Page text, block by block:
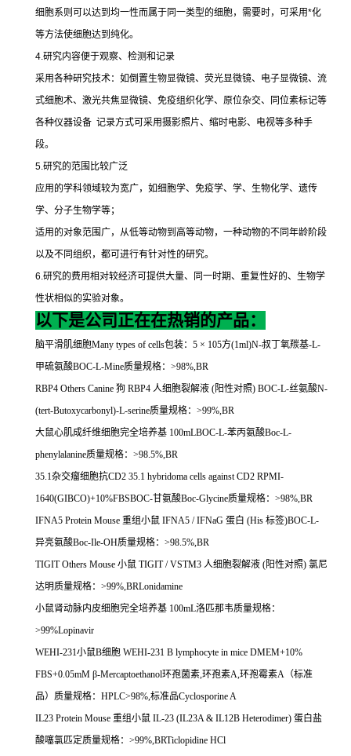
细胞系则可以达到均一性而属于同一类型的细胞，需要时，可采用*化
等方法使细胞达到纯化。
4.研究内容便于观察、检测和记录
采用各种研究技术：如倒置生物显微镜、荧光显微镜、电子显微镜、流
式细胞术、激光共焦显微镜、免疫组织化学、原位杂交、同位素标记等
各种仪器设备 记录方式可采用摄影照片、缩时电影、电视等多种手
段。
5.研究的范围比较广泛
应用的学科领域较为宽广，如细胞学、免疫学、学、生物化学、遗传
学、分子生物学等；
适用的对象范围广，从低等动物到高等动物，一种动物的不同年龄阶段
以及不同组织，都可进行有针对性的研究。
6.研究的费用相对较经济可提供大量、同一时期、重复性好的、生物学
性状相似的实验对象。
以下是公司正在在热销的产品：
脑平滑肌细胞Many types of cells包装： 5 × 105方(1ml)N-叔丁氧羰基-L-
甲硫氨酸BOC-L-Mine质量规格： >98%,BR
RBP4 Others Canine 狗 RBP4 人细胞裂解液 (阳性对照) BOC-L-丝氨酸N-
(tert-Butoxycarbonyl)-L-serine质量规格： >99%,BR
大鼠心肌成纤维细胞完全培养基 100mLBOC-L-苯丙氨酸Boc-L-
phenylalanine质量规格： >98.5%,BR
35.1杂交瘤细胞抗CD2 35.1 hybridoma cells against CD2 RPMI-
1640(GIBCO)+10%FBSBOC-甘氨酸Boc-Glycine质量规格： >98%,BR
IFNA5 Protein Mouse 重组小鼠 IFNA5 / IFNaG 蛋白 (His 标签)BOC-L-
异亮氨酸Boc-Ile-OH质量规格： >98.5%,BR
TIGIT Others Mouse 小鼠 TIGIT / VSTM3 人细胞裂解液 (阳性对照) 氯尼
达明质量规格： >99%,BRLonidamine
小鼠肾动脉内皮细胞完全培养基 100mL洛匹那韦质量规格：
>99%Lopinavir
WEHI-231小鼠B细胞 WEHI-231 B lymphocyte in mice DMEM+10%
FBS+0.05mM β-Mercaptoethanol环孢菌素,环孢素A,环孢霉素A （标准
品）质量规格： HPLC>98%,标准品Cyclosporine A
IL23 Protein Mouse 重组小鼠 IL-23 (IL23A & IL12B Heterodimer) 蛋白盐
酸噻氯匹定质量规格： >99%,BRTiclopidine HCl